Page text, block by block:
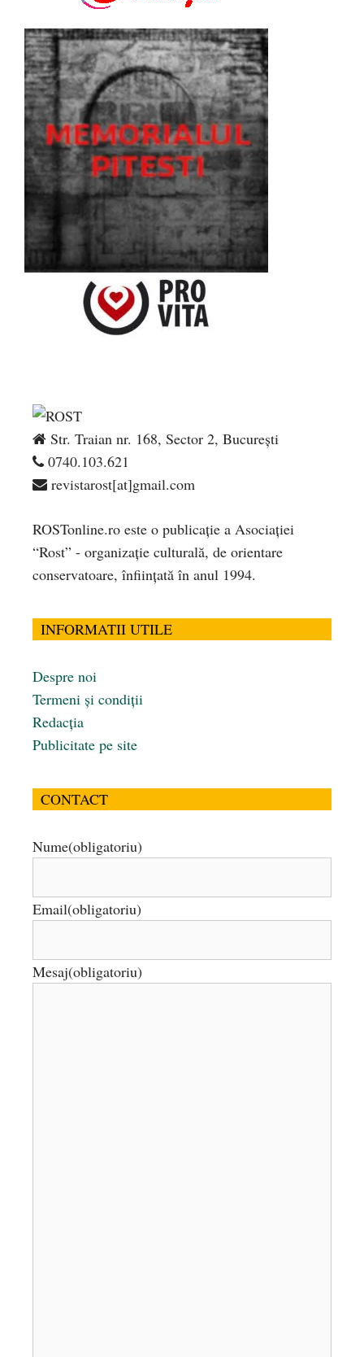
Str. Traian nr. 168, Sector 2, București
0740.103.621
revistarost[at]gmail.com
ROSTonline.ro este o publicaţie a Asociaţiei
“Rost” - organizaţie culturală, de orientare
conservatoare, înfiinţată în anul 1994.
INFORMATII UTILE
Despre noi
Termeni și condiții
Redacția
Publicitate pe site
CONTACT
Nume(obligatoriu)
Email(obligatoriu)
Mesaj(obligatoriu)